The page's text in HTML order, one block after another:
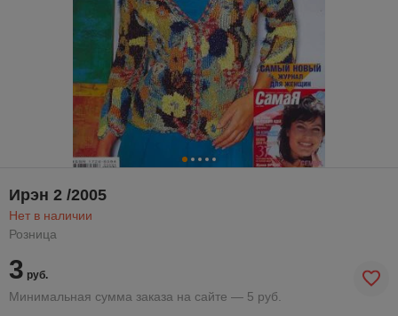
Ирэн 2 /2005
Нет в наличии
Розница
3 руб.
Минимальная сумма заказа на сайте — 5 руб.